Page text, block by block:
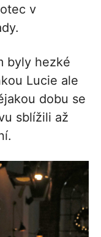
v
byly hezké
Lucie ale
dobu se
sblížili až